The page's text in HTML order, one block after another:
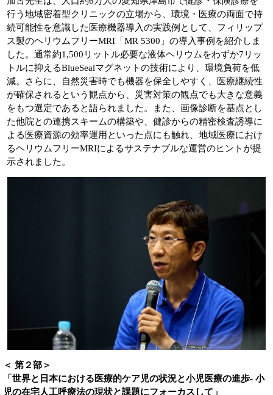
行う地域密着型クリニックの立場から、環境・医療の両面で持
続可能性を意識した医療機器導入の実践例として、フィリップ
ス製のヘリウムフリーMRI「MR 5300」の導入事例を紹介しま
した。通常約1,500リットル必要な液体ヘリウムをわずか7リッ
トルに抑えるBlueSealマグネットの技術により、環境負荷を低
減。さらに、自然災害時でも機器を保全しやすく、医療継続性
が確保されるという観点から、災害対策の観点でも大きな意義
をもつ選定であると語られました。また、画像診断を基点とし
た他院との連携スキームの構築や、健診からの精密検査誘導に
よる医療資源の効率運用といった点にも触れ、地域医療におけ
るヘリウムフリーMRIによるサステナブルな運営のヒントが提
示されました。
＜ 第２部＞
「世界と日本における医療的ケア児の状況と小児医療の進歩- 小
児の在宅人工呼療法の現状と課題にフォーカスして」